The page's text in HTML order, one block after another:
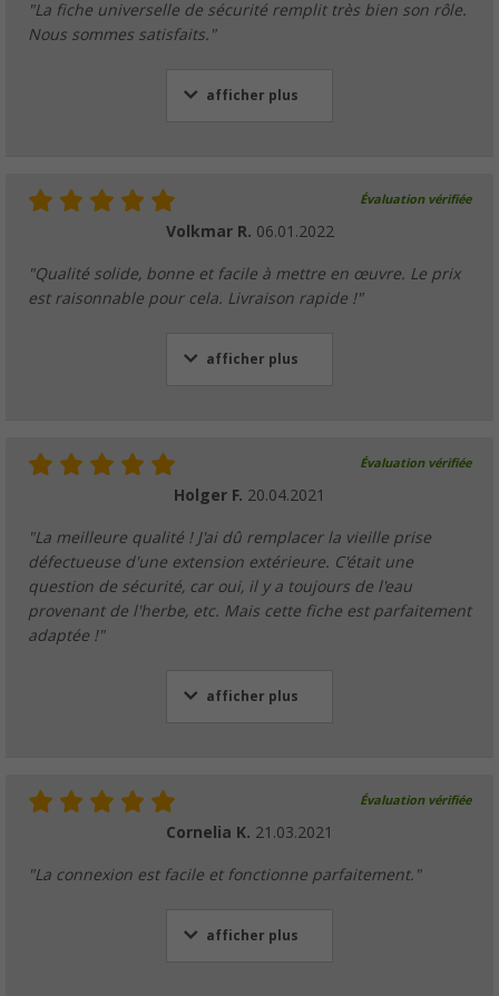
"La fiche universelle de sécurité remplit très bien son rôle.
Nous sommes satisfaits."
afficher plus
Évaluation vérifiée
Volkmar R. 06.01.2022
"Qualité solide, bonne et facile à mettre en œuvre. Le prix
est raisonnable pour cela. Livraison rapide !"
afficher plus
Évaluation vérifiée
Holger F. 20.04.2021
"La meilleure qualité ! J'ai dû remplacer la vieille prise
défectueuse d'une extension extérieure. C'était une
question de sécurité, car oui, il y a toujours de l'eau
provenant de l'herbe, etc. Mais cette fiche est parfaitement
adaptée !"
afficher plus
Évaluation vérifiée
Cornelia K. 21.03.2021
"La connexion est facile et fonctionne parfaitement."
afficher plus